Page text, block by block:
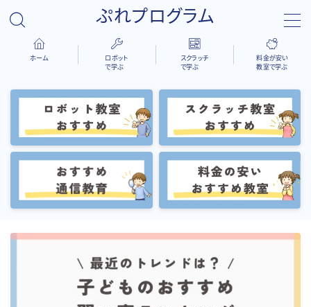
ぷれプログラム
ホーム
ロボット
で学ぶ
スクラッチ
で学ぶ
料金が安い
教室で学ぶ